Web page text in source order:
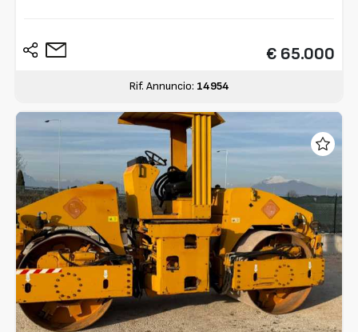
€ 65.000
Rif. Annuncio: 14954